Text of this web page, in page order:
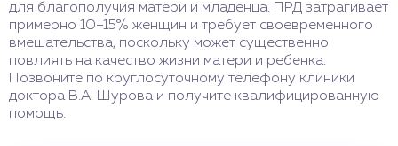
для благополучия матери и младенца. ПРД затрагивает
примерно 10–15% женщин и требует своевременного
вмешательства, поскольку может существенно
повлиять на качество жизни матери и ребенка.
Позвоните по круглосуточному телефону клиники
доктора В.А. Шурова и получите квалифицированную
помощь.